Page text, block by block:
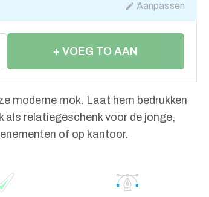
Aanpassen
+ VOEG TO AAN
moderne mok. Laat hem bedrukken
als relatiegeschenk voor de jonge,
of op kantoor.